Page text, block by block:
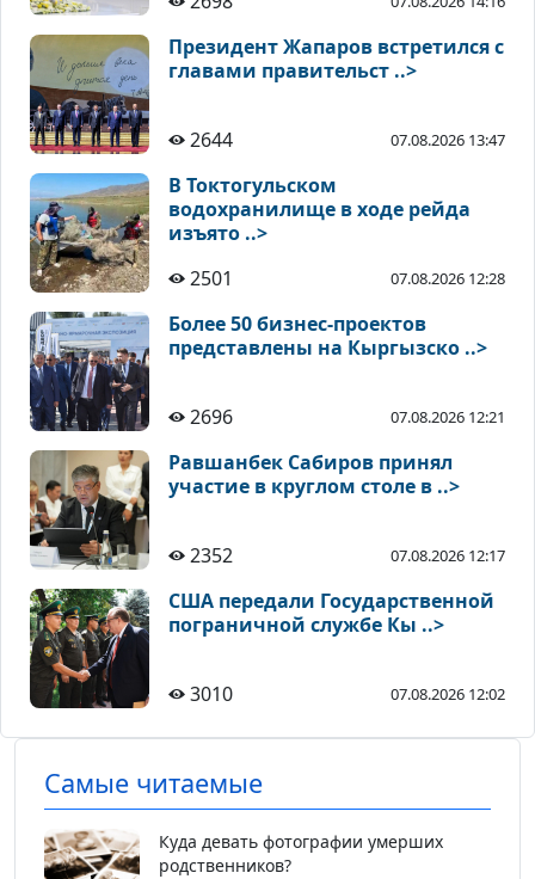
Президент Жапаров встретился с
главами правительст ..>
2644 07.08.2026 13:47
В Токтогульском
водохранилище в ходе рейда
изъято ..>
2501
07.08.2026 12:28
Более 50 бизнес-проектов
представлены на Кыргызско ..>
2696 07.08.2026 12:21
Равшанбек Сабиров принял
участие в круглом столе в ..>
2352 07.08.2026 12:17
США передали Государственной
пограничной службе Кы ..>
3010 07.08.2026 12:02
Самые читаемые
Куда девать фотографии умерших
родственников?